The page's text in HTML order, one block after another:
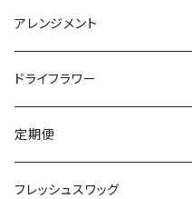
アレンジメント
ドライフラワー
ウェディングブーケ・ブートニア
ヘアード/髪飾り
定期便
ドライフラワーの定期便
フレッシュスワッグ